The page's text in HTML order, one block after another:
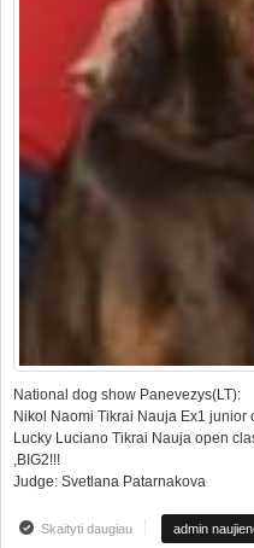
National dog show Panevezys(LT):
Nikol Naomi Tikrai Nauja Ex1 junior
Lucky Luciano Tikrai Nauja open
,BIG2!!!
Judge: Svetlana Patarnakova
Skaityti daugiauapie National dog
admin